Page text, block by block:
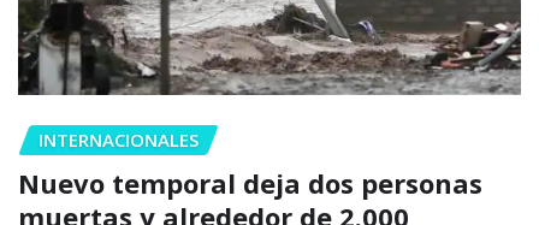
INTERNACIONALES
Nuevo temporal deja dos personas
muertas y alrededor de 2.000